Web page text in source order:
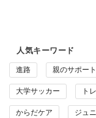
人気キーワード
進路 親のサポート
大学サッカー ト
からだケア ジュ